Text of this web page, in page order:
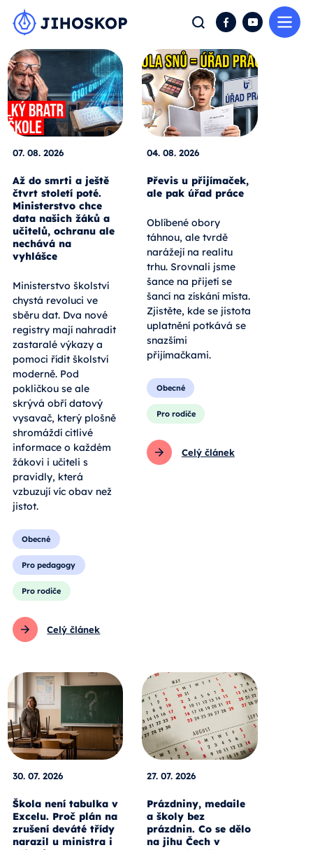
Hledat FacebookYouTube
07. 08. 2026
Až do smrti a ještě
čtvrt století poté.
Ministerstvo chce
data našich žáků a
učitelů, ochranu ale
nechává na
vyhlášce
Ministerstvo školství
chystá revoluci ve
sběru dat. Dva nové
registry mají nahradit
zastaralé výkazy a
pomoci řídit školství
moderně. Pod
pokličkou se ale
skrývá obří datový
vysavač, který plošně
shromáždí citlivé
informace o každém
žákovi i učiteli s
pravidly, která
vzbuzují víc obav než
jistot.
Obecné
Pro pedagogy
Pro rodiče
Celý článek
04. 08. 2026
Převis u přijímaček,
ale pak úřad práce
Oblíbené obory
táhnou, ale tvrdě
narážejí na realitu
trhu. Srovnali jsme
šance na přijetí se
šancí na získání místa.
Zjistěte, kde se jistota
uplatnění potkává se
snazšími
přijímačkami.
Obecné
Pro rodiče
Celý článek
30. 07. 2026
Škola není tabulka v
Excelu. Proč plán na
zrušení deváté třídy
narazil u ministra i
27. 07. 2026
Prázdniny, medaile
a školy bez
prázdnin. Co se dělo
na jihu Čech v